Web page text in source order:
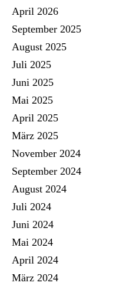
April 2026
September 2025
August 2025
Juli 2025
Juni 2025
Mai 2025
April 2025
März 2025
November 2024
September 2024
August 2024
Juli 2024
Juni 2024
Mai 2024
April 2024
März 2024